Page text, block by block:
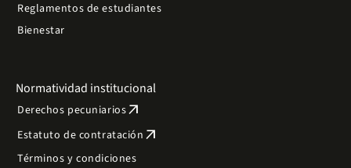
Reglamentos de estudiantes
Bienestar
Normatividad institucional
Derechos pecuniariosarrow_outward
Estatuto de contratación arrow_outward
Términos y condiciones